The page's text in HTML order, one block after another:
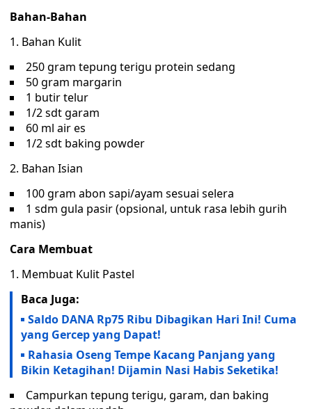
Bahan-Bahan
1. Bahan Kulit
250 gram tepung terigu protein sedang
50 gram margarin
1 butir telur
1/2 sdt garam
60 ml air es
1/2 sdt baking powder
2. Bahan Isian
100 gram abon sapi/ayam sesuai selera
1 sdm gula pasir (opsional, untuk rasa lebih gurih
manis)
Cara Membuat
1. Membuat Kulit Pastel
Baca Juga:
Saldo DANA Rp75 Ribu Dibagikan Hari Ini! Cuma
yang Gercep yang Dapat!
Rahasia Oseng Tempe Kacang Panjang yang
Bikin Ketagihan! Dijamin Nasi Habis Seketika!
Campurkan tepung terigu, garam, dan baking